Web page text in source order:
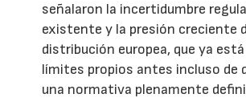
señalaron la incertidumbre
existente y la presión creciente
distribución europea, que ya
límites propios antes incluso de
una normativa plenamente